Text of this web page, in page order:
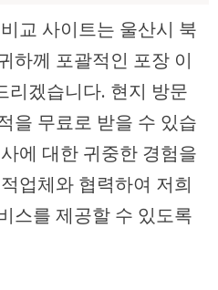
교 사이트는 울산시 북
하께 포괄적인 포장 이
리겠습니다. 현지 방문
을 무료로 받을 수 있습
에 대한 귀중한 경험을
업체와 협력하여 저희
스를 제공할 수 있도록